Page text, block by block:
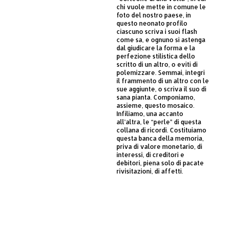
chi vuole mette in comune le
foto del nostro paese, in
questo neonato profilo
ciascuno scriva i suoi flash
come sa, e ognuno si astenga
dal giudicare la forma e la
perfezione stilistica dello
scritto di un altro, o eviti di
polemizzare. Semmai, integri
il frammento di un altro con le
sue aggiunte, o scriva il suo di
sana pianta. Componiamo,
assieme, questo mosaico.
Infiliamo, una accanto
all’altra, le “perle” di questa
collana di ricordi. Costituiamo
questa banca della memoria,
priva di valore monetario, di
interessi, di creditori e
debitori, piena solo di pacate
rivisitazioni, di affetti.